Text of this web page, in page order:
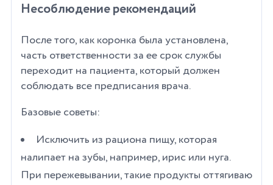
Несоблюдение рекомендаций
После того, как коронка была установлена,
часть ответственности за ее срок службы
переходит на пациента, который должен
соблюдать все предписания врача.
Базовые советы:
Исключить из рациона пищу, которая
налипает на зубы, например, ирис или нуга.
При пережевывании, такие продукты оттягиваю